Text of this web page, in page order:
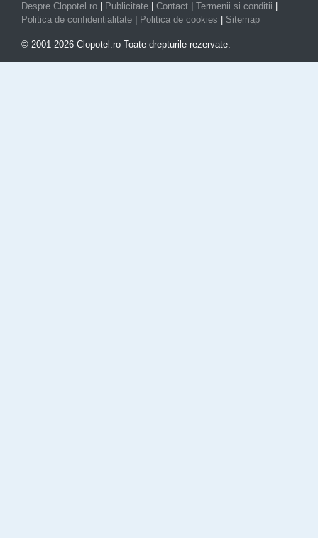
Despre Clopotel.ro Publicitate Contact Termenii si conditii
Politica de confidentialitate
Politica de cookies Sitemap
© 2001-2026 Clopotel.ro Toate drepturile rezervate.